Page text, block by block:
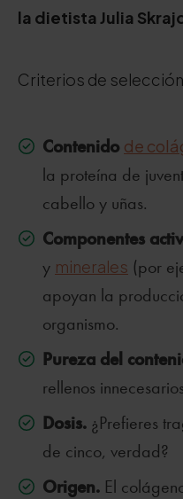
la dietista Julia
Criterios de
Contenido de
la proteína de
cabello y uñas.
Componentes
y minerales (por
apoyan la
organismo.
Pureza del
rellenos
Dosis. ¿Prefieres
de cinco, verdad?
Origen. El